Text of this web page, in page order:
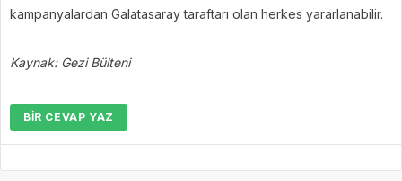
kampanyalardan Galatasaray taraftarı olan herkes yararlanabilir.
Kaynak: Gezi Bülteni
BIR CEVAP YAZ